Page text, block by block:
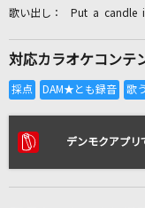
リアル
[生音]Can't
Put a candle
対応カラオケコンテ
デンモクアプリ